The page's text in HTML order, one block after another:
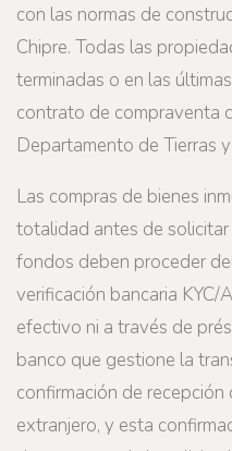
con las normas de
Chipre. Todas las
terminadas o en las
contrato de compraventa
Departamento de Tierras
Las compras de bienes
totalidad antes de solicitar
fondos deben proceder
verificación bancaria
efectivo ni a través de
banco que gestione la
confirmación de
extranjero, y esta